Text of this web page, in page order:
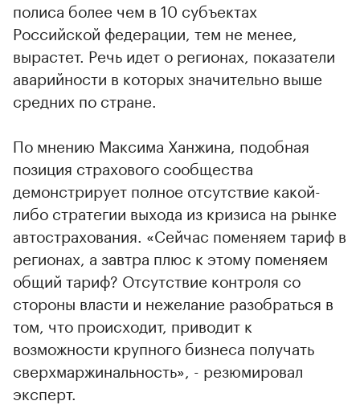
полиса более чем в 10 субъектах
Российской федерации, тем не менее,
вырастет. Речь идет о регионах, показатели
аварийности в которых значительно выше
средних по стране.
По мнению Максима Ханжина, подобная
позиция страхового сообщества
демонстрирует полное отсутствие какой-
либо стратегии выхода из кризиса на рынке
автострахования. «Сейчас поменяем тариф в
регионах, а завтра плюс к этому поменяем
общий тариф? Отсутствие контроля со
стороны власти и нежелание разобраться в
том, что происходит, приводит к
возможности крупного бизнеса получать
сверхмаржинальность», - резюмировал
эксперт.